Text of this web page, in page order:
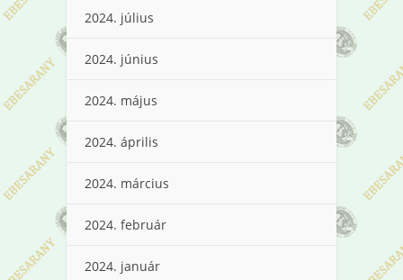
2024. július
2024. június
2024. május
2024. április
2024. március
2024. február
2024. január